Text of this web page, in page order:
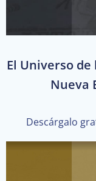
El Universo
Nueva
Descárgalo